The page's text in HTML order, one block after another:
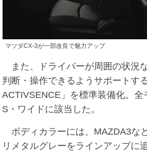
マツダCX-3が一部改良で魅力アップ
また、ドライバーが周囲の状況
判断・操作できるようサポートす
ACTIVSENCE」を標準装備化。全
S・ワイドに該当した。
ボディカラーには、MAZDA3な
リメタルグレーをラインアップに